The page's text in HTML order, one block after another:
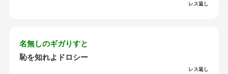
レス返し
名無しのギガりすと
恥を知れよドロシー
レス返し